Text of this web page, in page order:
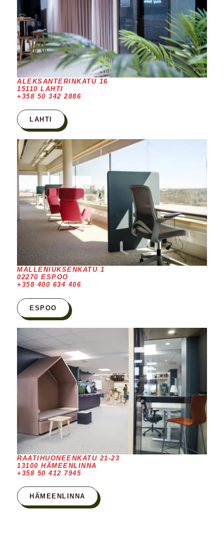
MALLENIUKSENKATU 1
02270 ESPOO
+358 400 634 406
ESPOO
ALEKSANTERINKATU 16
15110 LAHTI
+358 50 342 2886
LAHTI
RAATIHUONEENKATU 21-23
13100 HÄMEENLINNA
+358 50 412 7945
HÄMEENLINNA